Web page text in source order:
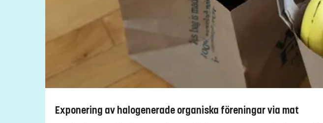
Exponering av halogenerade organiska föreningar via mat